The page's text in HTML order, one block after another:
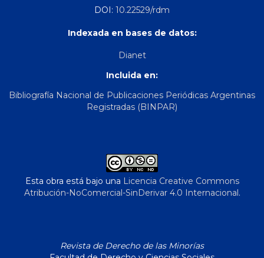
DOI: 10.22529/rdm
Indexada en bases de datos:
Dianet
Incluida en:
Bibliografía Nacional de Publicaciones Periódicas Argentinas
Registradas (BINPAR)
Esta obra está bajo una Licencia Creative Commons
Atribución-NoComercial-SinDerivar 4.0 Internacional.
Revista de Derecho de las Minorías